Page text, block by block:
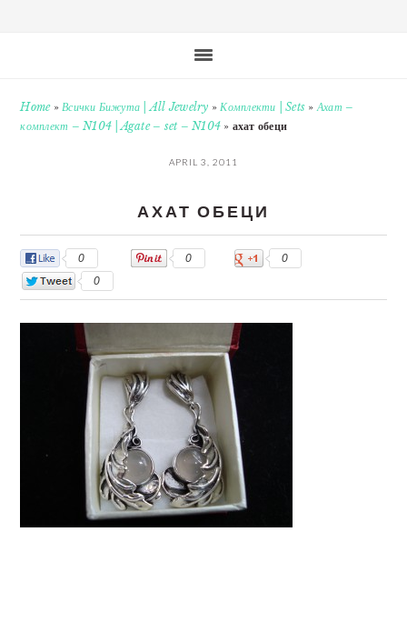
Home»Всички Бижута | All Jewelry »Комплекти | Sets »Ахат –
комплект – N104 | Agate – set – N104 » ахат обеци
APRIL 3, 2011
АХАТ ОБЕЦИ
0 0
0
0